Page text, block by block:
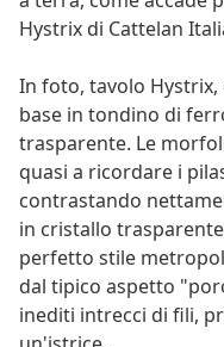
Hystrix di Cattelan
In foto, tavolo Hystrix,
base in tondino di
trasparente. Le
quasi a ricordare i
contrastando
in cristallo
perfetto stile
dal tipico aspetto
inediti intrecci di fili,